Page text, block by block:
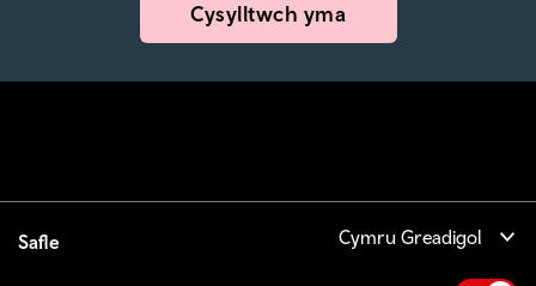
Cysylltwch yma
Safle Cymru Greadigol